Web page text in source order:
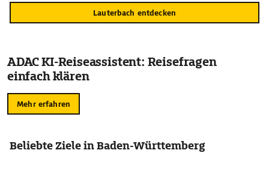
Lauterbach entdecken
ADAC KI-Reiseassistent: Reisefragen
einfach klären
Mehr erfahren
Beliebte Ziele in Baden-Württemberg